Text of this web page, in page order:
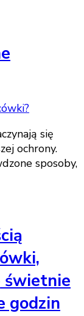
się
ochrony.
sposoby,
świetnie
godzin